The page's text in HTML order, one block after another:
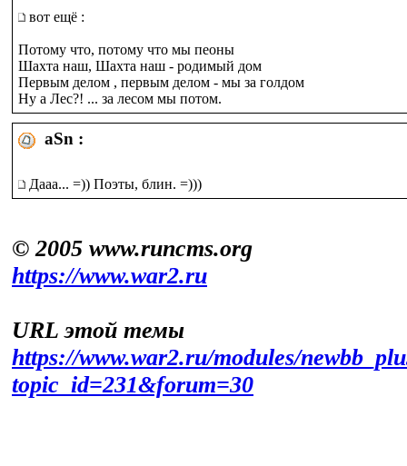
вот ещё :
Потому что, потому что мы пеоны
Шахта наш, Шахта наш - родимый дом
Первым делом , первым делом - мы за голдом
Ну а Лес?! ... за лесом мы потом.
aSn :
Дааа... =)) Поэты, блин. =)))
© 2005 www.runcms.org
https://www.war2.ru
URL этой темы
https://www.war2.ru/modules/
topic_id=231&forum=30